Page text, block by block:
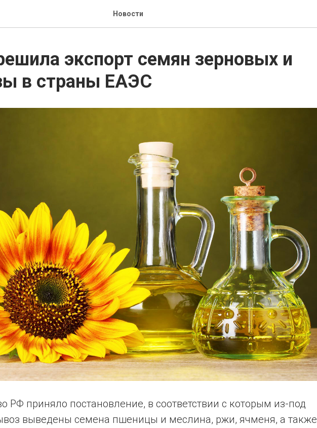
Новости
экспорт семян зерновых и
в страны ЕАЭС
РФ приняло постановление, в соответствии с которым из-под
выведены семена пшеницы и меслина, ржи, ячменя, а также